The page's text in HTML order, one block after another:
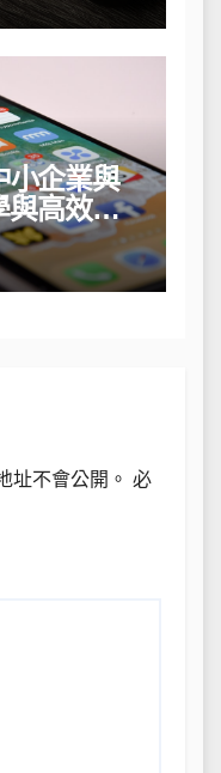
小企業與
與高效策
址不會公開。 必